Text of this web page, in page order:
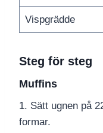
Vispgrädde
Steg för steg
Muffins
1. Sätt ugnen på
formar.